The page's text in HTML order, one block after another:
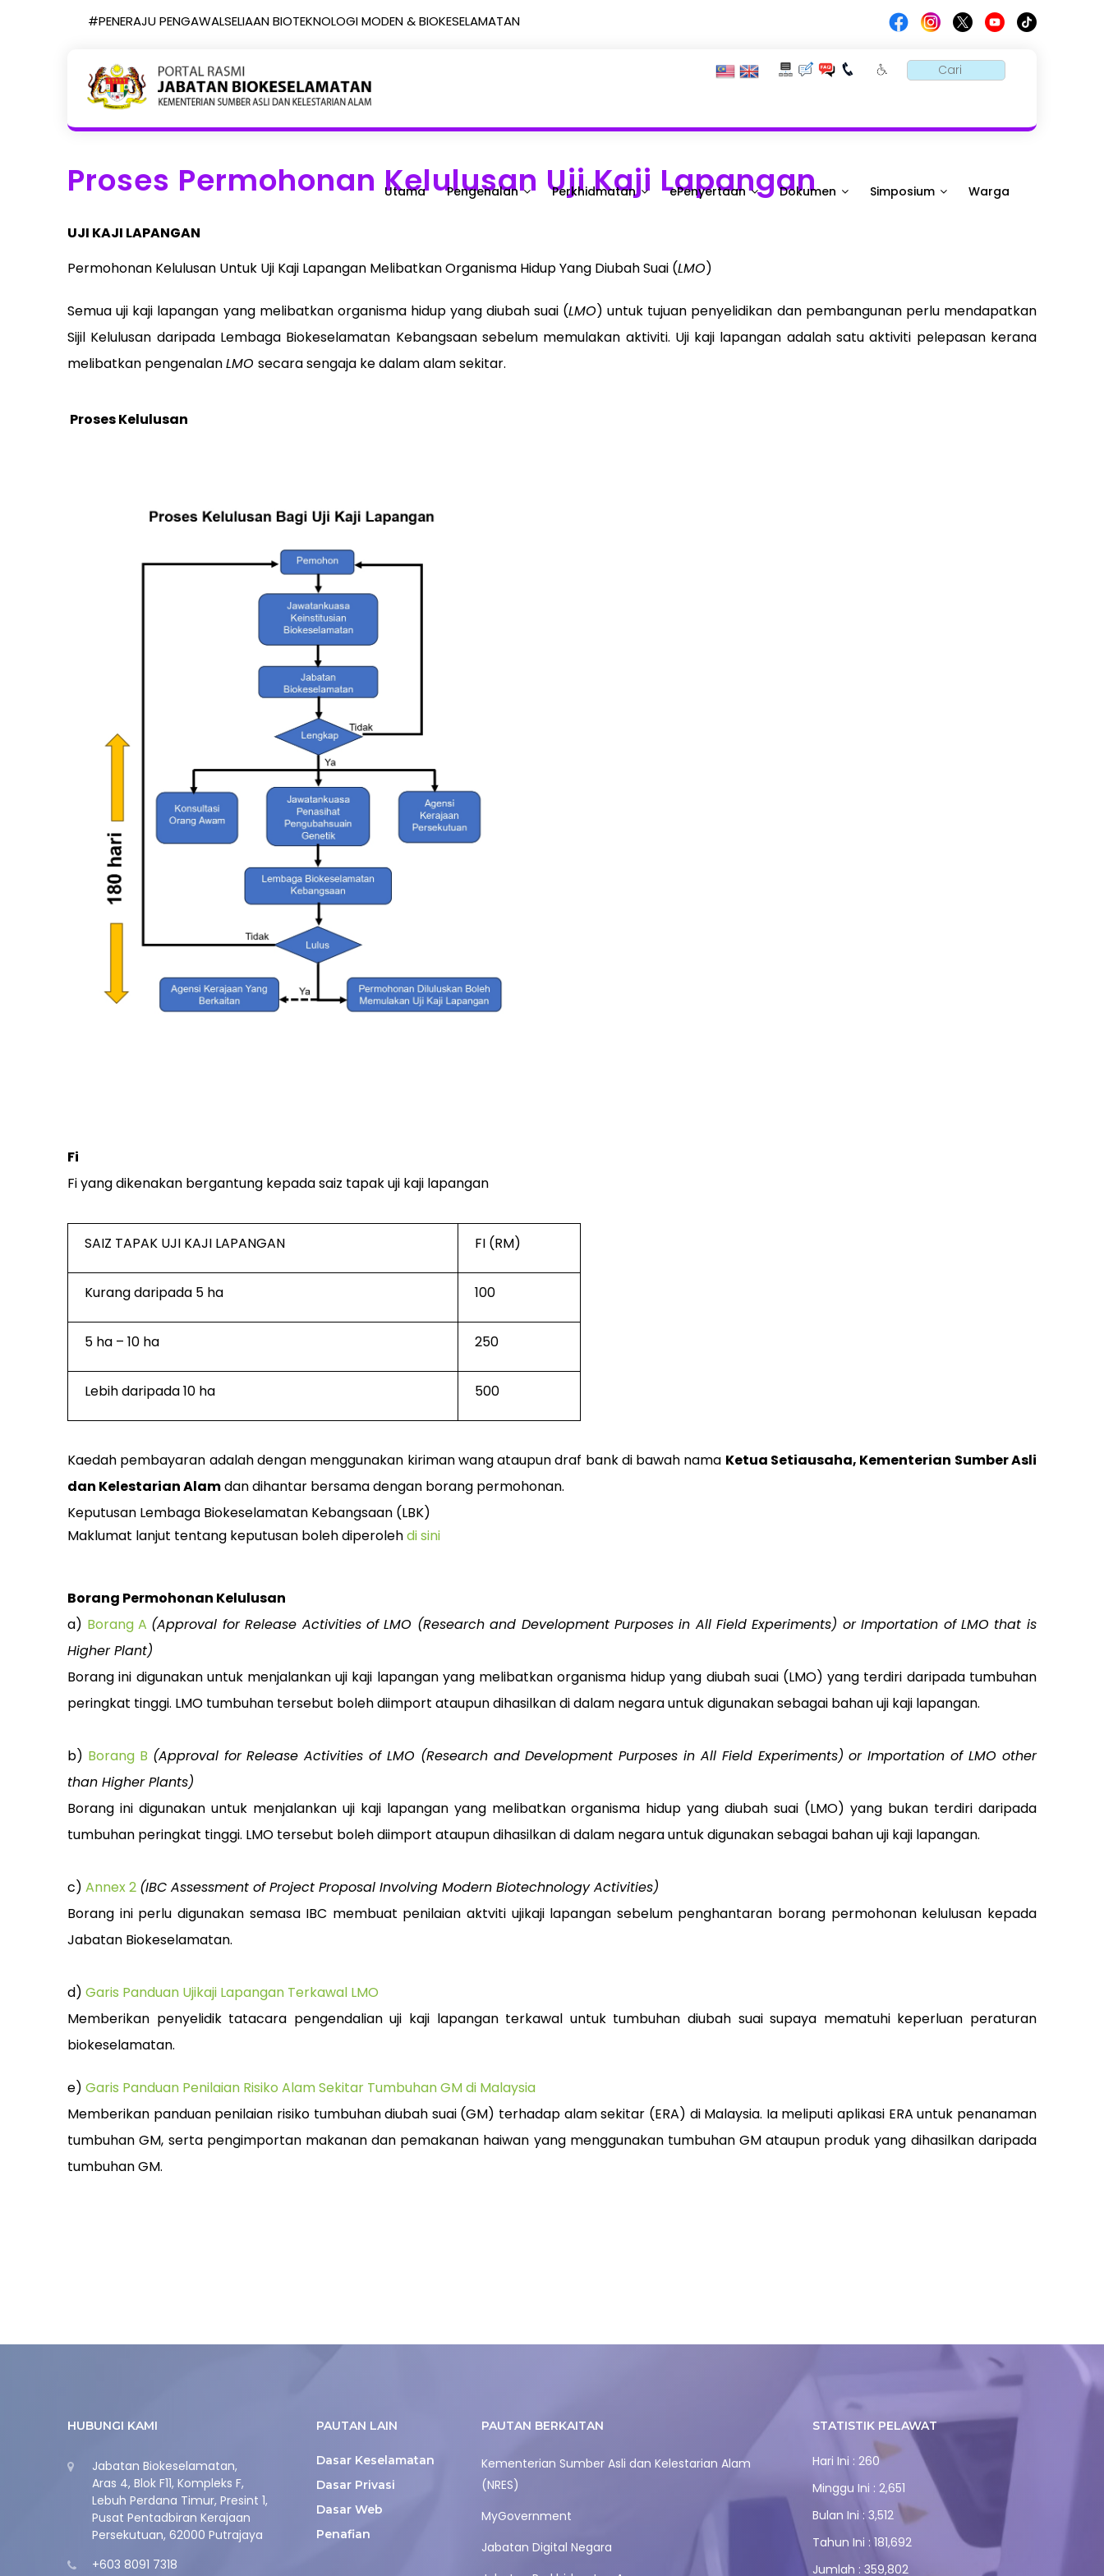
#PENERAJU PENGAWALSELIAAN BIOTEKNOLOGI MODEN & BIOKESELAMATAN
Utama Pengenalan Perkhidmatan ePenyertaan Dokumen Simposium Warga
Proses Permohonan Kelulusan Uji Kaji Lapangan
UJI KAJI LAPANGAN
Permohonan Kelulusan Untuk Uji Kaji Lapangan Melibatkan Organisma Hidup Yang Diubah Suai (LMO)
Semua uji kaji lapangan yang melibatkan organisma hidup yang diubah suai (LMO) untuk tujuan penyelidikan dan pembangunan perlu mendapatkan
Sijil Kelulusan daripada Lembaga Biokeselamatan Kebangsaan sebelum memulakan aktiviti. Uji kaji lapangan adalah satu aktiviti pelepasan kerana
melibatkan pengenalanLMOsecara sengaja ke dalam alam sekitar.
Proses Kelulusan
Fi
Fi yang dikenakan bergantung kepada saiz tapak uji kaji lapangan
SAIZ TAPAK UJI KAJI LAPANGAN FI (RM)
Kurang daripada 5 ha 100
5 ha – 10 ha 250
Lebih daripada 10 ha 500
Kaedah pembayaran adalah dengan menggunakan kiriman wang ataupun draf bank di bawah nama Ketua Setiausaha, Kementerian Sumber Asli
dan Kelestarian Alamdan dihantar bersama dengan borang permohonan.
Keputusan Lembaga Biokeselamatan Kebangsaan (LBK)
Maklumat lanjut tentang keputusan boleh diperolehdi sini
Borang Permohonan Kelulusan
a) Borang A (Approval for Release Activities of LMO (Research and Development Purposes in All Field Experiments) or Importation of LMO that is
Higher Plant)
Borang ini digunakan untuk menjalankan uji kaji lapangan yang melibatkan organisma hidup yang diubah suai (LMO) yang terdiri daripada tumbuhan
peringkat tinggi. LMO tumbuhan tersebut boleh diimport ataupun dihasilkan di dalam negara untuk digunakan sebagai bahan uji kaji lapangan.
b) Borang B (Approval for Release Activities of LMO (Research and Development Purposes in All Field Experiments) or Importation of LMO other
than Higher Plants)
Borang ini digunakan untuk menjalankan uji kaji lapangan yang melibatkan organisma hidup yang diubah suai (LMO) yang bukan terdiri daripada
tumbuhan peringkat tinggi. LMO tersebut boleh diimport ataupun dihasilkan di dalam negara untuk digunakan sebagai bahan uji kaji lapangan.
c) Annex 2 (IBC Assessment of Project Proposal Involving Modern Biotechnology Activities)
Borang ini perlu digunakan semasa IBC membuat penilaian aktviti ujikaji lapangan sebelum penghantaran borang permohonan kelulusan kepada
Jabatan Biokeselamatan.
d)Garis Panduan Ujikaji Lapangan Terkawal LMO
Memberikan penyelidik tatacara pengendalian uji kaji lapangan terkawal untuk tumbuhan diubah suai supaya mematuhi keperluan peraturan
biokeselamatan.
e) Garis Panduan Penilaian Risiko Alam Sekitar Tumbuhan GM di Malaysia
Memberikan panduan penilaian risiko tumbuhan diubah suai (GM) terhadap alam sekitar (ERA) di Malaysia. Ia meliputi aplikasi ERA untuk penanaman
tumbuhan GM, serta pengimportan makanan dan pemakanan haiwan yang menggunakan tumbuhan GM ataupun produk yang dihasilkan daripada
tumbuhan GM.
HUBUNGI KAMI
Jabatan Biokeselamatan,
Aras 4, Blok F11, Kompleks F,
Lebuh Perdana Timur, Presint 1,
Pusat Pentadbiran Kerajaan
Persekutuan, 62000 Putrajaya
+603 8091 7318
PAUTAN LAIN
Dasar Keselamatan
Dasar Privasi
Dasar Web
Penafian
PAUTAN BERKAITAN
Kementerian Sumber Asli dan Kelestarian Alam
(NRES)
MyGovernment
Jabatan Digital Negara
STATISTIK PELAWAT
Hari Ini : 260
Minggu Ini : 2,651
Bulan Ini : 3,512
Tahun Ini : 181,692
Jumlah : 359,802